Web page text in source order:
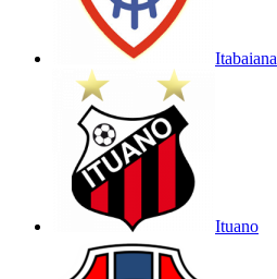
Itabaiana
Ituano